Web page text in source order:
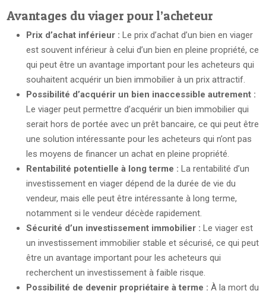
Avantages du viager pour l’acheteur
Prix d’achat inférieur : Le prix d’achat d’un bien en viager
est souvent inférieur à celui d’un bien en pleine propriété, ce
qui peut être un avantage important pour les acheteurs qui
souhaitent acquérir un bien immobilier à un prix attractif.
Possibilité d’acquérir un bien inaccessible autrement :
Le viager peut permettre d’acquérir un bien immobilier qui
serait hors de portée avec un prêt bancaire, ce qui peut être
une solution intéressante pour les acheteurs qui n’ont pas
les moyens de financer un achat en pleine propriété.
Rentabilité potentielle à long terme : La rentabilité d’un
investissement en viager dépend de la durée de vie du
vendeur, mais elle peut être intéressante à long terme,
notamment si le vendeur décède rapidement.
Sécurité d’un investissement immobilier : Le viager est
un investissement immobilier stable et sécurisé, ce qui peut
être un avantage important pour les acheteurs qui
recherchent un investissement à faible risque.
Possibilité de devenir propriétaire à terme : À la mort du